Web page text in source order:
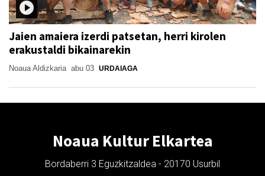
Jaien amaiera izerdi patsetan, herri kirolen
erakustaldi bikainarekin
Noaua Aldizkaria abu 03 URDAIAGA
Noaua Kultur Elkartea
Bordaberri 3 Eguzkitzaldea - 20170 Usurbil